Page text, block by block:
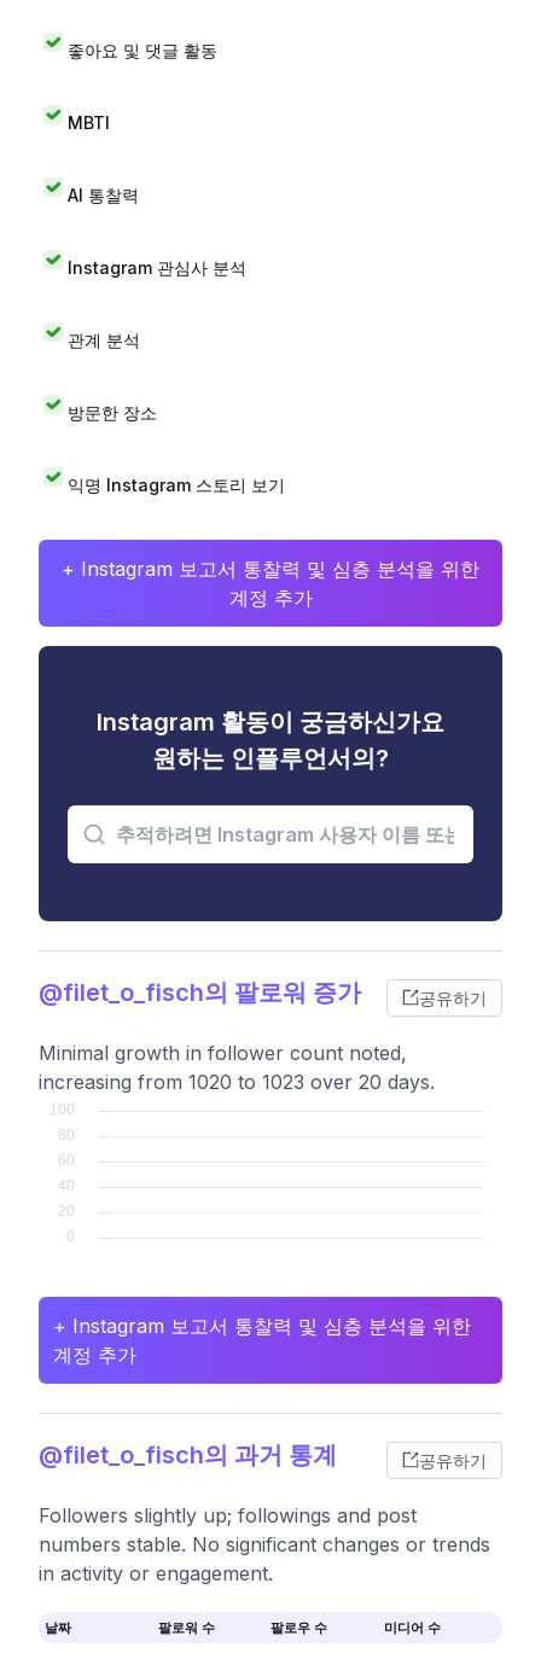
좋아요 및 댓글 활동
MBTI
AI 통찰력
Instagram 관심사 분석
관계 분석
방문한 장소
익명 Instagram 스토리 보기
+ Instagram 보고서 통찰력 및 심층 분석을 위한
계정 추가
Instagram 활동이 궁금하신가요
원하는 인플루언서의?
@filet_o_fisch의 팔로워 증가 공유하기
Minimal growth in follower count noted,
increasing from 1020 to 1023 over 20 days.
+ Instagram 보고서 통찰력 및 심층 분석을 위한
계정 추가
@filet_o_fisch의 과거 통계 공유하기
Followers slightly up; followings and post
numbers stable. No significant changes or trends
in activity or engagement.
날짜 팔로워 수 팔로우 수 미디어 수